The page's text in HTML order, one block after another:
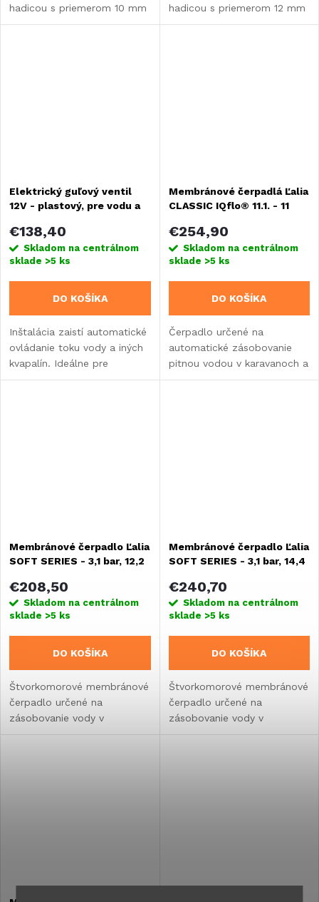
hadicou s priemerom 10 mm
pre karavany, obytné vozidlá
hadicou s priemerom 12 mm
pre karavany, obytné vozidlá
Elektrický guľový ventil
12V - plastový, pre vodu a
€138,40
Skladom na centrálnom
sklade >5 ks
DO KOŠÍKA
Inštalácia zaistí automatické
ovládanie toku vody a iných
kvapalín. Ideálne pre
karavany, obytné vozidlá,
Membránové čerpadlá Ľalia
CLASSIC IQflo® 11.1. - 11
€254,90
Skladom na centrálnom
sklade >5 ks
DO KOŠÍKA
Čerpadlo určené na
automatické zásobovanie
pitnou vodou v karavanoch a
obytných vozidlách. Vďaka
Membránové čerpadlo Ľalia
SOFT SERIES - 3,1 bar, 12,2
€208,50
Skladom na centrálnom
sklade >5 ks
DO KOŠÍKA
Štvorkomorové membránové
čerpadlo určené na
zásobovanie vody v
karavane, obytnom vozidle,
Membránové čerpadlo Ľalia
SOFT SERIES - 3,1 bar, 14,4
€240,70
Skladom na centrálnom
sklade >5 ks
DO KOŠÍKA
Štvorkomorové membránové
čerpadlo určené na
zásobovanie vody v
karavane, obytnom vozidle,